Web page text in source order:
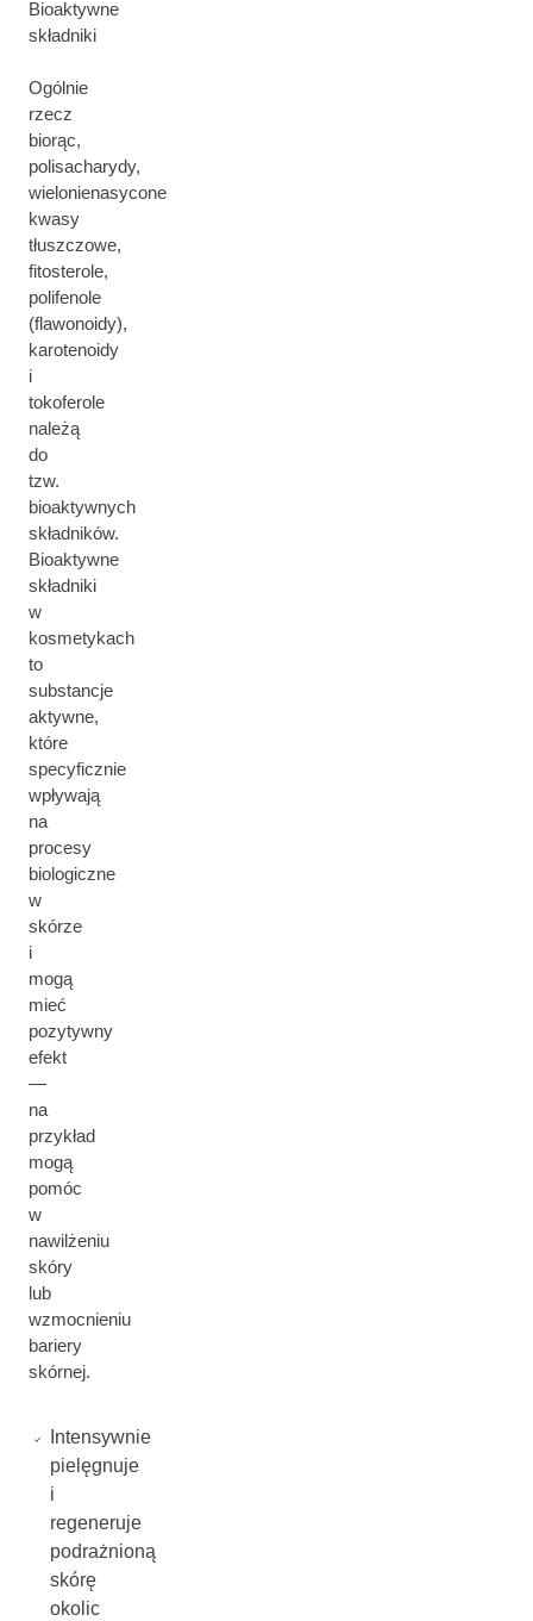
Bioaktywne
składniki
Ogólnie
rzecz
biorąc,
polisacharydy,
wielonienasycone
kwasy
tłuszczowe,
fitosterole,
polifenole
(flawonoidy),
karotenoidy
i
tokoferole
należą
do
tzw.
bioaktywnych
składników.
Bioaktywne
składniki
w
kosmetykach
to
substancje
aktywne,
które
specyficznie
wpływają
na
procesy
biologiczne
w
skórze
i
mogą
mieć
pozytywny
efekt
—
na
przykład
mogą
pomóc
w
nawilżeniu
skóry
lub
wzmocnieniu
bariery
skórnej.
Intensywnie
pielęgnuje
i
regeneruje
podrażnioną
skórę
okolic